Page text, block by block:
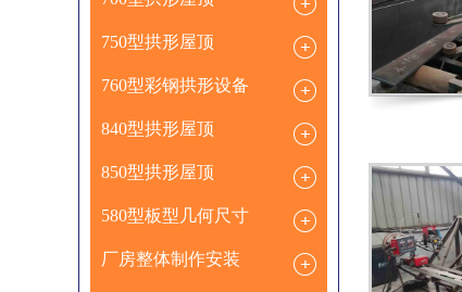
750型拱形屋顶
760型彩钢拱形设备
840型拱形屋顶
850型拱形屋顶
580型板型几何尺寸
厂房整体制作安装